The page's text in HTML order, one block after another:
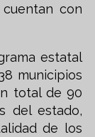
con
estatal
municipios
total de 90
del estado,
de los